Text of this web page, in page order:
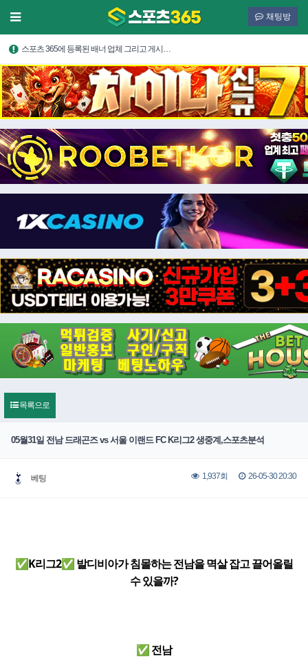
채팅방
스포츠 365에 등록된 배너 업체 그리고 게시…
목록으로
05월31일 전남 드래곤즈 vs 서울 이랜드 FC K리그2 생중계,스포츠분석
베팅 1,937회 26-05-30 20:30
✅K리그2✅ 발디비아가 침몰하는 전남을 멱살 잡고 끌어올릴
수 있을까?
✅ 전남